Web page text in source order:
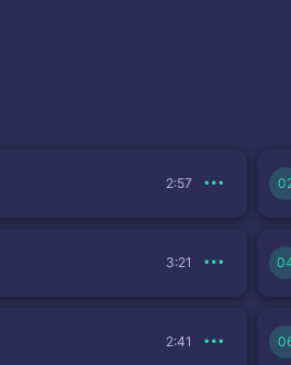
2:57
3:21
2:41